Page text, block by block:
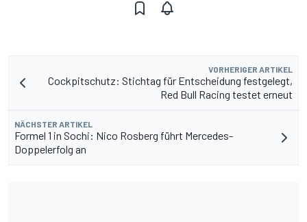
VORHERIGER ARTIKEL
Cockpitschutz: Stichtag für Entscheidung festgelegt,
Red Bull Racing testet erneut
NÄCHSTER ARTIKEL
Formel 1 in Sochi: Nico Rosberg führt Mercedes-
Doppelerfolg an